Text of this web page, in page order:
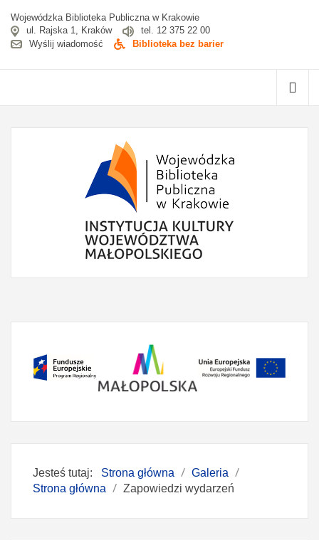
Wojewódzka Biblioteka Publiczna w Krakowie
ul. Rajska 1, Kraków
tel. 12 375 22 00
Wyślij wiadomość
Biblioteka bez barier
Jesteś tutaj: Strona główna
Galeria
Strona główna
Zapowiedzi wydarzeń